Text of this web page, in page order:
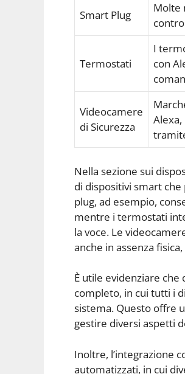
Smart Plug
Molte
Termostati
I
con
Videocamere
di Sicurezza
Nella sezione sui
di dispositivi smart che
plug, ad esempio,
mentre i termostati
la voce. Le
anche in assenza
È utile evidenziare
completo, in cui tutti i
sistema. Questo offre
gestire diversi aspetti
Inoltre, l’integrazione
automatizzati, in cui